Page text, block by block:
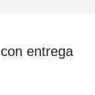
entrega